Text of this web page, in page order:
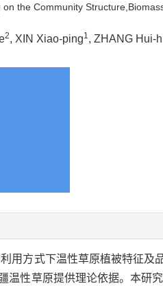
the Community
2, XIN Xiao-ping1, ZHANG Hui-
用方式下温性草原植被特征及
温性草原提供理论依据。本研